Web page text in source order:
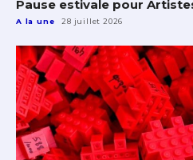
Pause estivale pour
A la une 28 juillet 2026